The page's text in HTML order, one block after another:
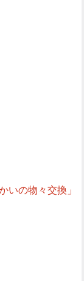
いの物々交換」